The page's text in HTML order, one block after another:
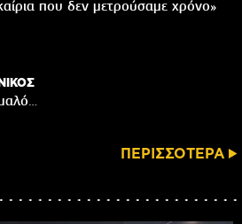
που δεν μετρούσαμε χρόνο»
ΠΕΡΙΣΣΟΤΕΡΑ